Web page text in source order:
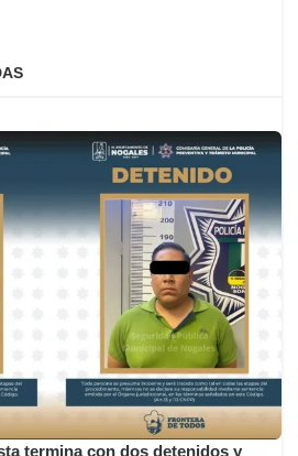
termina con dos detenidos y